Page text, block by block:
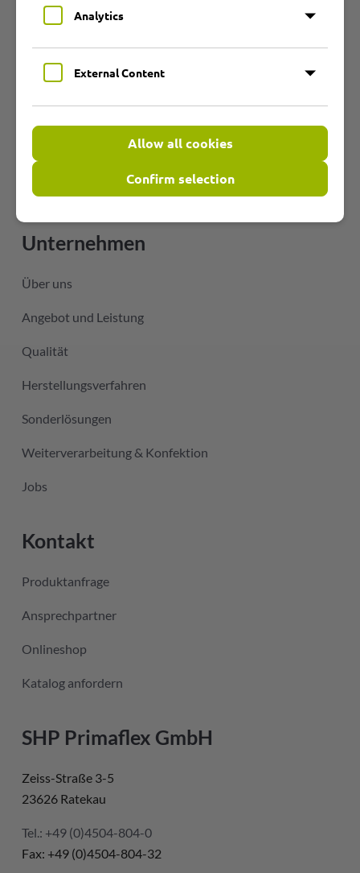
PU-Schläuche
PVC-Schläuche
Heißluftschläuche
Hochtemperaturschläuche
Zubehör
Unternehmen
Über uns
Angebot und Leistung
Qualität
Herstellungsverfahren
Sonderlösungen
Weiterverarbeitung & Konfektion
Jobs
Kontakt
Produktanfrage
Ansprechpartner
Onlineshop
Katalog anfordern
SHP Primaflex GmbH
Zeiss-Straße 3-5
23626 Ratekau
Tel.: +49 (0)4504-804-0
Fax: +49 (0)4504-804-32
Analytics
External Content
Allow all cookies
Confirm selection